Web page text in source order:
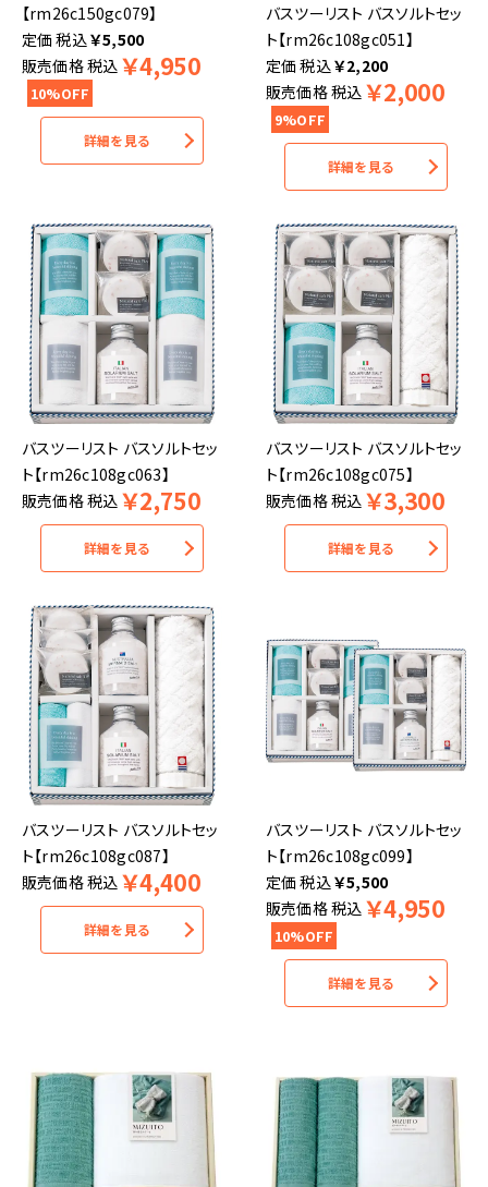
【rm26c150gc079】
税込￥5,500
販売価格税込 ￥4,950
10%OFF
詳細を見る
バスツーリスト バスソルトセッ
ト【rm26c108gc051】
税込￥2,200
販売価格税込 ￥2,000
9%OFF
詳細を見る
バスツーリスト バスソルトセッ
ト【rm26c108gc063】
販売価格税込 ￥2,750
詳細を見る
バスツーリスト バスソルトセッ
ト【rm26c108gc075】
販売価格税込 ￥3,300
詳細を見る
バスツーリスト バスソルトセッ
ト【rm26c108gc087】
販売価格税込 ￥4,400
詳細を見る
バスツーリスト バスソルトセッ
ト【rm26c108gc099】
税込￥5,500
販売価格税込 ￥4,950
10%OFF
詳細を見る